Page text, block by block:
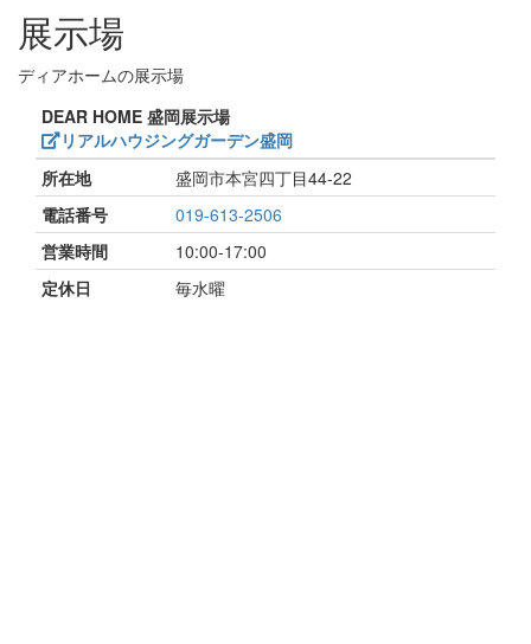
展示場
ディアホームの展示場
DEAR HOME 盛岡展示場
リアルハウジングガーデン盛岡
所在地
盛岡市本宮四丁目44-22
電話番号
019-613-2506
営業時間
10:00-17:00
定休日
毎水曜